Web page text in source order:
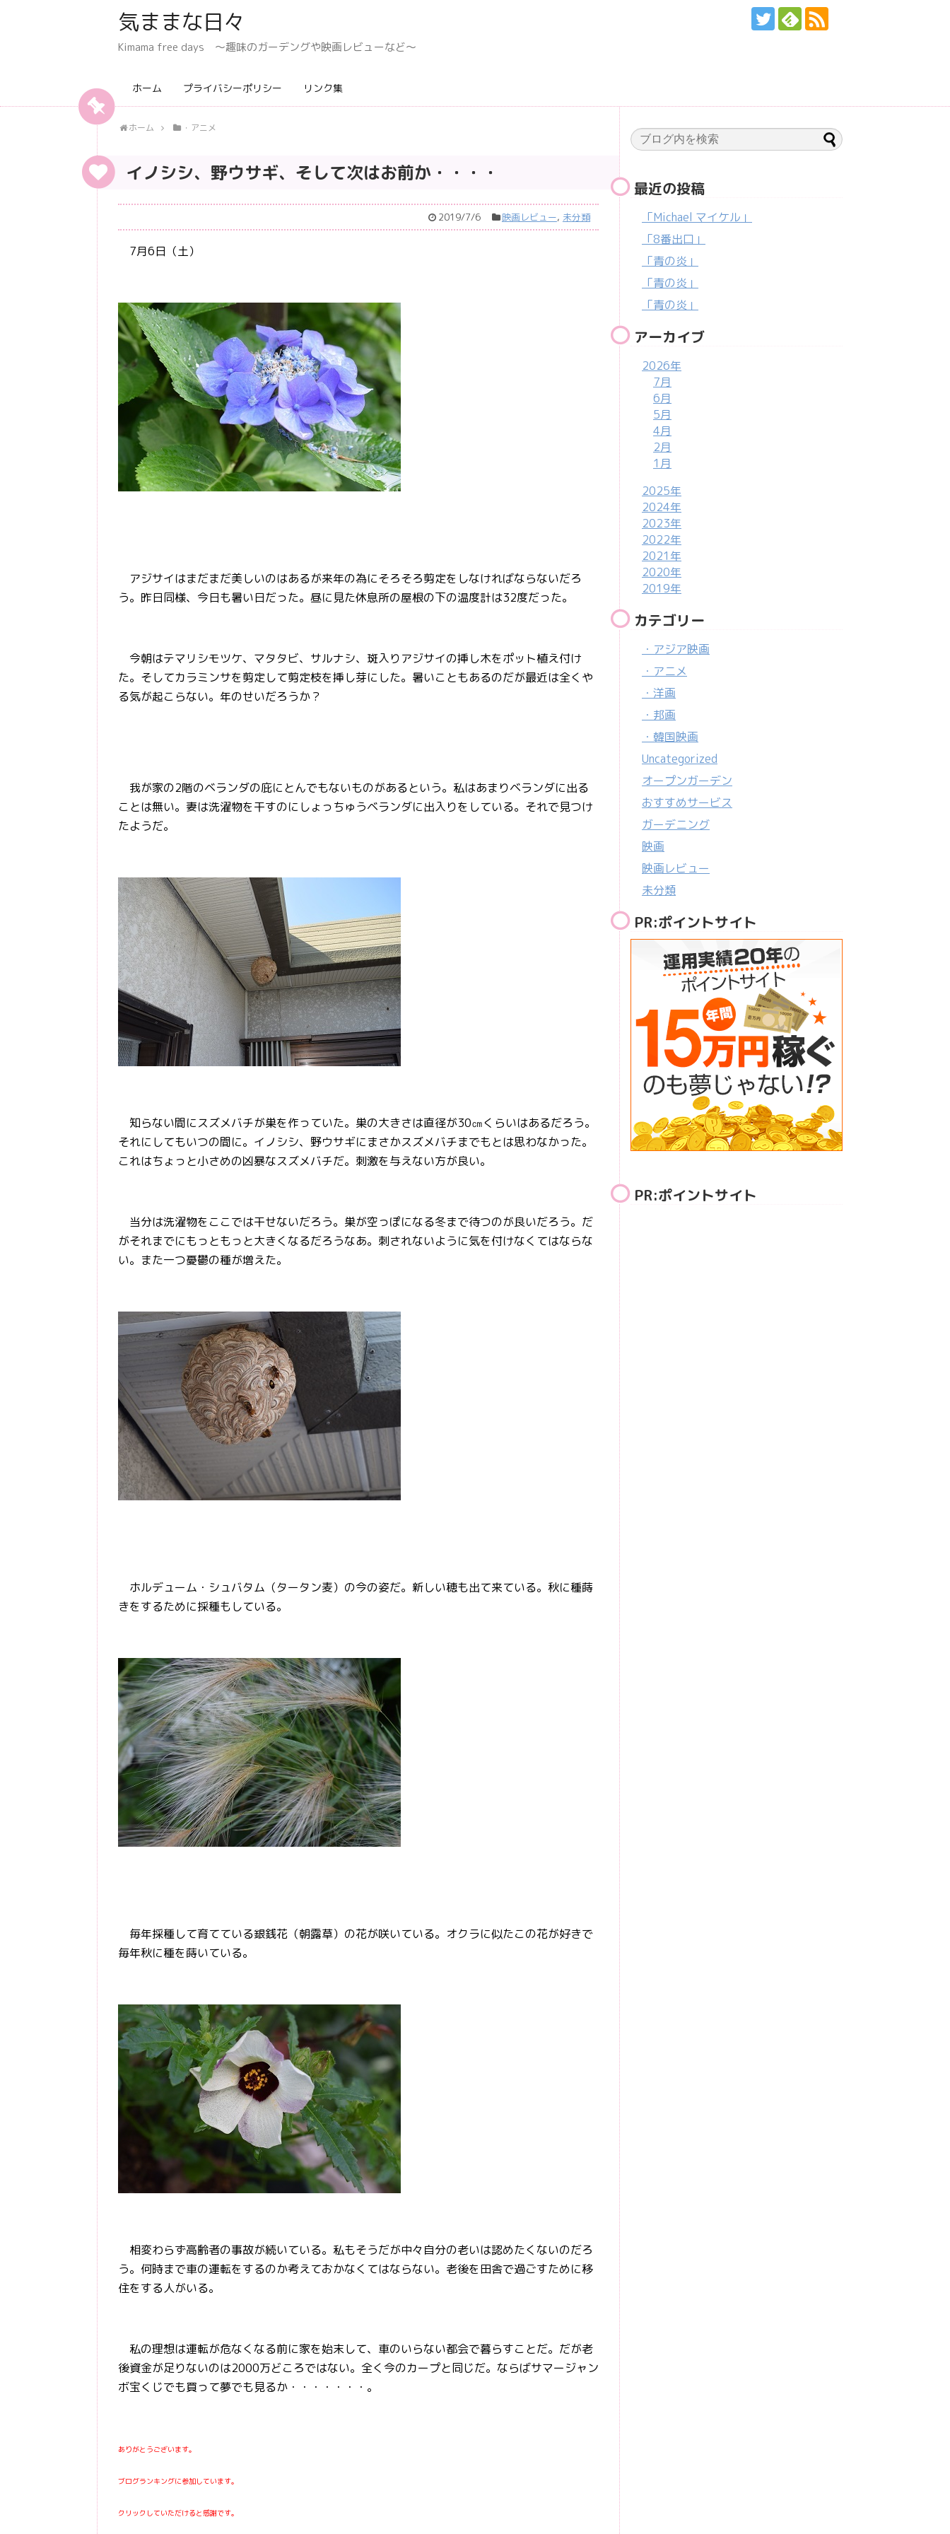
気ままな日々
Kimama free days 〜趣味のガーデングや映画レビューなど〜
ホーム プライバシーポリシー リンク集
ホーム ・アニメ
イノシシ、野ウサギ、そして次はお前か・・・・
2019/7/6 映画レビュー, 未分類
7月6日（土）
アジサイはまだまだ美しいのはあるが来年の為にそろそろ剪定をしなければならないだろ
う。昨日同様、今日も暑い日だった。昼に見た休息所の屋根の下の温度計は32度だった。
今朝はテマリシモツケ、マタタビ、サルナシ、斑入りアジサイの挿し木をポット植え付け
た。そしてカラミンサを剪定して剪定枝を挿し芽にした。暑いこともあるのだが最近は全くや
る気が起こらない。年のせいだろうか？
我が家の2階のベランダの庇にとんでもないものがあるという。私はあまりベランダに出る
ことは無い。妻は洗濯物を干すのにしょっちゅうベランダに出入りをしている。それで見つけ
たようだ。
知らない間にスズメバチが巣を作っていた。巣の大きさは直径が30㎝くらいはあるだろう。
それにしてもいつの間に。イノシシ、野ウサギにまさかスズメバチまでもとは思わなかった。
これはちょっと小さめの凶暴なスズメバチだ。刺激を与えない方が良い。
当分は洗濯物をここでは干せないだろう。巣が空っぽになる冬まで待つのが良いだろう。だ
がそれまでにもっともっと大きくなるだろうなあ。刺されないように気を付けなくてはならな
い。また一つ憂鬱の種が増えた。
ホルデューム・シュバタム（タータン麦）の今の姿だ。新しい穂も出て来ている。秋に種蒔
きをするために採種もしている。
毎年採種して育てている銀銭花（朝露草）の花が咲いている。オクラに似たこの花が好きで
毎年秋に種を蒔いている。
相変わらず高齢者の事故が続いている。私もそうだが中々自分の老いは認めたくないのだろ
う。何時まで車の運転をするのか考えておかなくてはならない。老後を田舎で過ごすために移
住をする人がいる。
私の理想は運転が危なくなる前に家を始末して、車のいらない都会で暮らすことだ。だが老
後資金が足りないのは2000万どころではない。全く今のカープと同じだ。ならばサマージャン
ボ宝くじでも買って夢でも見るか・・・・・・・。
ありがとうございます。
ブログランキングに参加しています。
クリックしていただけると感謝です。
最近の投稿
「Michael マイケル」
「8番出口」
「青の炎」
「青の炎」
「青の炎」
アーカイブ
2026年
7月
6月
5月
4月
2月
1月
2025年
2024年
2023年
2022年
2021年
2020年
2019年
カテゴリー
・アジア映画
・アニメ
・洋画
・邦画
・韓国映画
Uncategorized
オープンガーデン
おすすめサービス
ガーデニング
映画
映画レビュー
未分類
PR:ポイントサイト
PR:ポイントサイト